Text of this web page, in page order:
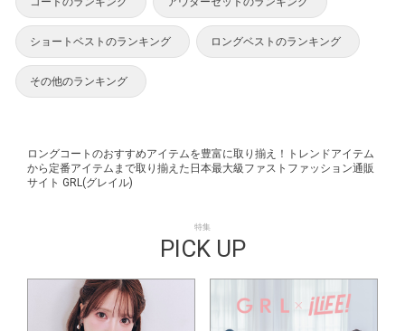
ショートベストのランキング ロングベストのランキング
その他のランキング
ロングコートのおすすめアイテムを豊富に取り揃え！トレンドアイテム
から定番アイテムまで取り揃えた日本最大級ファストファッション通販
サイト GRL(グレイル)
特集
PICK UP